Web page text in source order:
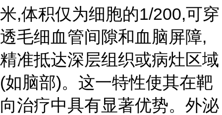
米,体积仅为细胞的1/200,可穿
透毛细血管间隙和血脑屏障,
精准抵达深层组织或病灶区域
(如脑部)。这一特性使其在靶
向治疗中具有显著优势。外泌